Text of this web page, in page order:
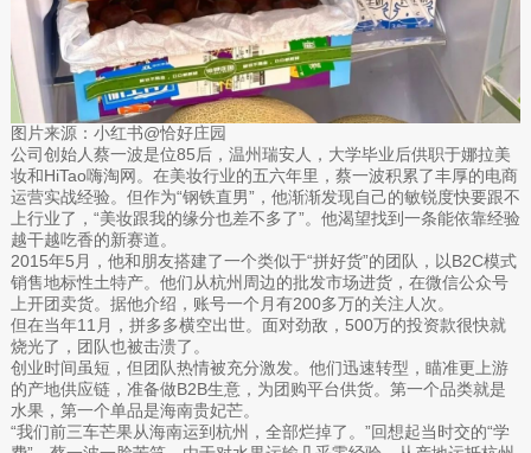
图片来源：小红书@恰好庄园
公司创始人蔡一波是位85后，温州瑞安人，大学毕业后供职于娜拉美
妆和HiTao嗨淘网。在美妆行业的五六年里，蔡一波积累了丰厚的电商
运营实战经验。但作为“钢铁直男”，他渐渐发现自己的敏锐度快要跟不
上行业了，“美妆跟我的缘分也差不多了”。他渴望找到一条能依靠经验
越干越吃香的新赛道。
2015年5月，他和朋友搭建了一个类似于“拼好货”的团队，以B2C模式
销售地标性土特产。他们从杭州周边的批发市场进货，在微信公众号
上开团卖货。据他介绍，账号一个月有200多万的关注人次。
但在当年11月，拼多多横空出世。面对劲敌，500万的投资款很快就
烧光了，团队也被击溃了。
创业时间虽短，但团队热情被充分激发。他们迅速转型，瞄准更上游
的产地供应链，准备做B2B生意，为团购平台供货。第一个品类就是
水果，第一个单品是海南贵妃芒。
“我们前三车芒果从海南运到杭州，全部烂掉了。”回想起当时交的“学